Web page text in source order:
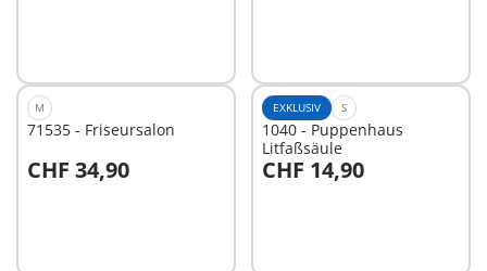
M
71535 - Friseursalon
CHF 34,90
In den Warenkorb
EXKLUSIV S
1040 - Puppenhaus
Litfaßsäule
CHF 14,90
In den Warenkorb